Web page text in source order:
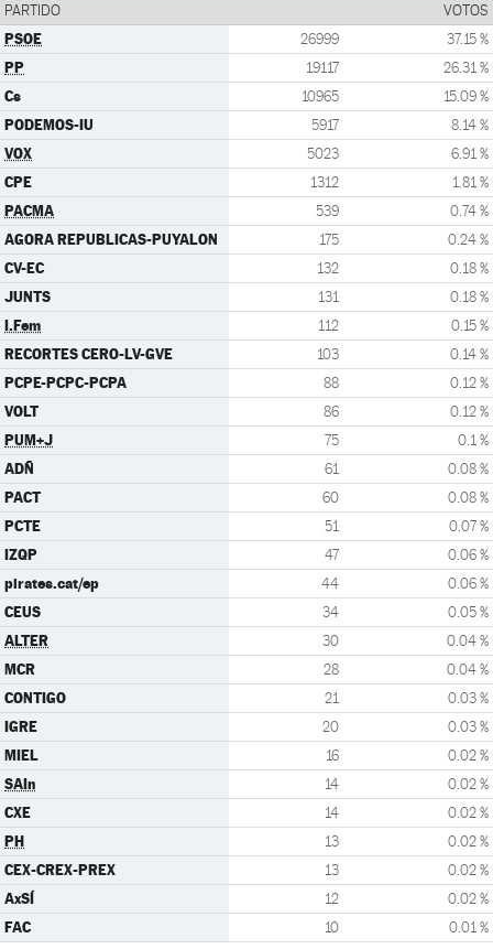
PARTIDO VOTOS
PSOE 26999 37.15 %
PP 19117 26.31 %
Cs 10965 15.09 %
PODEMOS-IU 5917 8.14 %
VOX 5023 6.91 %
CPE 1312 1.81 %
PACMA 539 0.74 %
AGORA REPUBLICAS-PUYALON 175 0.24 %
CV-EC 132 0.18 %
JUNTS 131 0.18 %
I.Fem 112 0.15 %
RECORTES CERO-LV-GVE 103 0.14 %
PCPE-PCPC-PCPA 88 0.12 %
VOLT 86 0.12 %
PUM+J 75 0.1 %
ADÑ 61 0.08 %
PACT 60 0.08 %
PCTE 51 0.07 %
IZQP 47 0.06 %
pirates.cat/ep 44 0.06 %
CEUS 34 0.05 %
ALTER 30 0.04 %
MCR 28 0.04 %
CONTIGO 21 0.03 %
IGRE 20 0.03 %
MIEL 16 0.02 %
SAIn 14 0.02 %
CXE 14 0.02 %
PH 13 0.02 %
CEX-CREX-PREX 13 0.02 %
AxSÍ 12 0.02 %
FAC 10 0.01 %